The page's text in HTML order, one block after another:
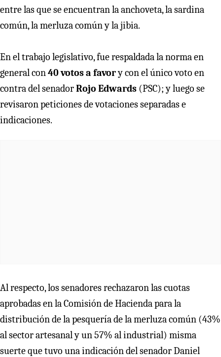
entre las que se encuentran la anchoveta, la sardina
común, la merluza común y la jibia.
En el trabajo legislativo, fue respaldada la norma en
general con40 votos a favory con el único voto en
contra del senadorRojo Edwards (PSC); y luego se
revisaron peticiones de votaciones separadas e
indicaciones.
Al respecto, los senadores rechazaron las cuotas
aprobadas en la Comisión de Hacienda para la
distribución de la pesquería de la merluza común (43%
al sector artesanal y un 57% al industrial) misma
suerte que tuvo una indicación del senador Daniel